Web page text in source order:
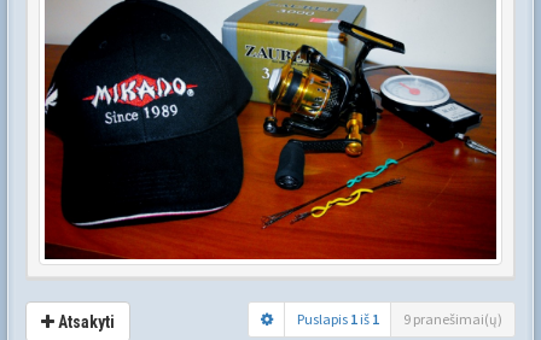
Atsakyti Puslapis 1 iš 1 9 pranešimai(ų)